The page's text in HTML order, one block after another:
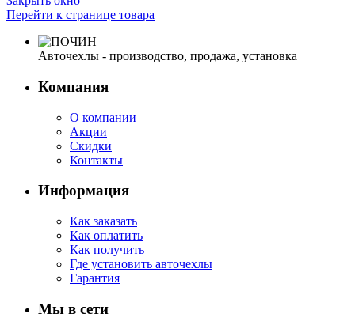
Перейти к странице товара
Авточехлы - производство, продажа, установка
Компания
О компании
Акции
Скидки
Контакты
Информация
Как заказать
Как оплатить
Как получить
Где установить авточехлы
Гарантия
Мы в сети